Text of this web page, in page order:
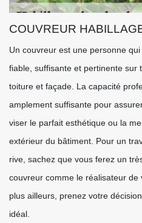
COUVREUR
Un couvreur est une personne
fiable, suffisante et pertinente sur
toiture et façade. La capacité
amplement suffisante pour
viser le parfait esthétique ou la
extérieur du bâtiment. Pour un
rive, sachez que vous ferez un
couvreur comme le réalisateur
plus ailleurs, prenez votre
idéal.